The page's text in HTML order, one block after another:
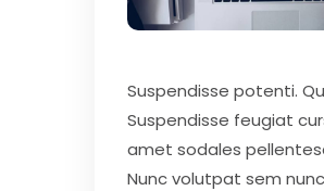
Suspendisse potenti.
Suspendisse feugiat
amet sodales
Nunc volutpat sem